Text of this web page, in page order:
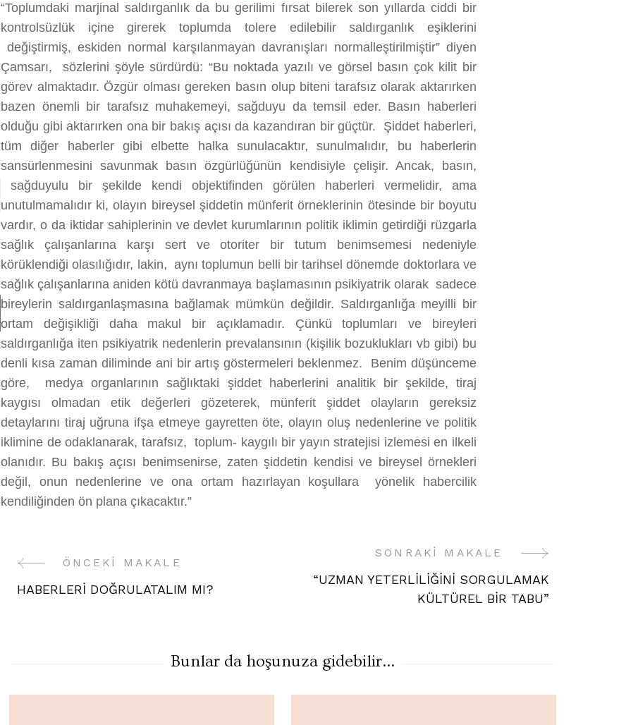
“Toplumdaki marjinal saldırganlık da bu gerilimi fırsat bilerek son yıllarda ciddi bir
kontrolsüzlük içine girerek toplumda tolere edilebilir saldırganlık eşiklerini
değiştirmiş, eskiden normal karşılanmayan davranışları normalleştirilmiştir” diyen
Çamsarı, sözlerini şöyle sürdürdü: “Bu noktada yazılı ve görsel basın çok kilit bir
görev almaktadır. Özgür olması gereken basın olup biteni tarafsız olarak aktarırken
bazen önemli bir tarafsız muhakemeyi, sağduyu da temsil eder. Basın haberleri
olduğu gibi aktarırken ona bir bakış açısı da kazandıran bir güçtür. Şiddet haberleri,
tüm diğer haberler gibi elbette halka sunulacaktır, sunulmalıdır, bu haberlerin
sansürlenmesini savunmak basın özgürlüğünün kendisiyle çelişir. Ancak, basın,
sağduyulu bir şekilde kendi objektifinden görülen haberleri vermelidir, ama
unutulmamalıdır ki, olayın bireysel şiddetin münferit örneklerinin ötesinde bir boyutu
vardır, o da iktidar sahiplerinin ve devlet kurumlarının politik iklimin getirdiği rüzgarla
sağlık çalışanlarına karşı sert ve otoriter bir tutum benimsemesi nedeniyle
körüklendiği olasılığıdır, lakin, aynı toplumun belli bir tarihsel dönemde doktorlara ve
sağlık çalışanlarına aniden kötü davranmaya başlamasının psikiyatrik olarak sadece
bireylerin saldırganlaşmasına bağlamak mümkün değildir. Saldırganlığa meyilli bir
ortam değişikliği daha makul bir açıklamadır. Çünkü toplumları ve bireyleri
saldırganlığa iten psikiyatrik nedenlerin prevalansının (kişilik bozuklukları vb gibi) bu
denli kısa zaman diliminde ani bir artış göstermeleri beklenmez. Benim düşünceme
göre, medya organlarının sağlıktaki şiddet haberlerini analitik bir şekilde, tiraj
kaygısı olmadan etik değerleri gözeterek, münferit şiddet olayların gereksiz
detaylarını tiraj uğruna ifşa etmeye gayretten öte, olayın oluş nedenlerine ve politik
iklimine de odaklanarak, tarafsız, toplum- kaygılı bir yayın stratejisi izlemesi en ilkeli
olanıdır. Bu bakış açısı benimsenirse, zaten şiddetin kendisi ve bireysel örnekleri
değil, onun nedenlerine ve ona ortam hazırlayan koşullara yönelik habercilik
kendiliğinden ön plana çıkacaktır.”
Yazı
Gezinme
ÖNCEKI MAKALE
HABERLERİ DOĞRULATALIM MI?
SONRAKI MAKALE
“UZMAN YETERLİLİĞİNİ SORGULAMAK
KÜLTÜREL BİR TABU”
Bunlar da hoşunuza gidebilir...